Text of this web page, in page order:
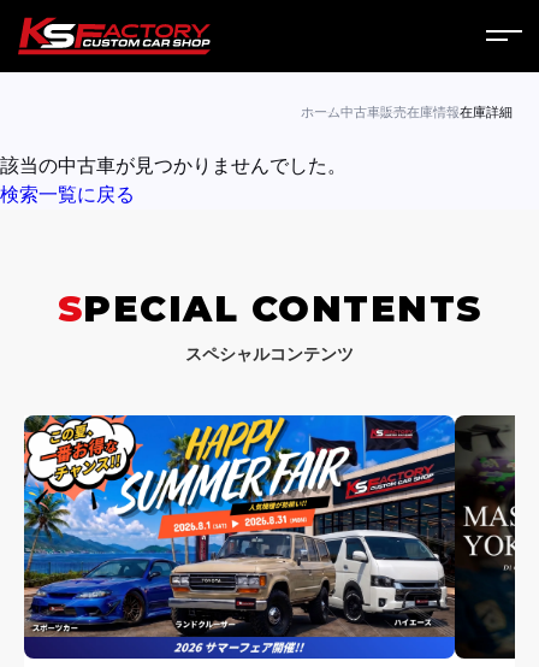
サービス
営業日
お問い合わせ
採用情報
店舗問い合わせ
ホーム中古車販売在庫情報在庫詳細
該当の中古車が見つかりませんでした。
検索一覧に戻る
SPECIAL CONTENTS
スペシャルコンテンツ